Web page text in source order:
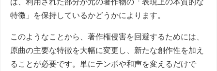
特徴」を保持しているかどうかによります。
このようなことから、著作権侵害を回避するためには、
原曲の主要な特徴を大幅に変更し、新たな創作性を加え
ることが必要です。単にテンポや和声を変えるだけで